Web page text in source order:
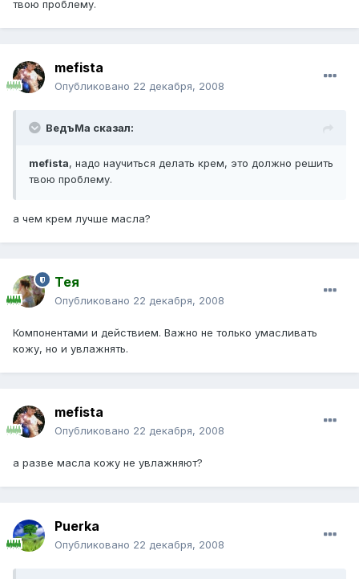
твою проблему.
mefista
Опубликовано 22 декабря, 2008
ВедъМа сказал:
mefista, надо научиться делать крем, это должно решить
твою проблему.
а чем крем лучше масла?
Тея
Опубликовано 22 декабря, 2008
Компонентами и действием. Важно не только умасливать
кожу, но и увлажнять.
mefista
Опубликовано 22 декабря, 2008
а разве масла кожу не увлажняют?
Puerka
Опубликовано 22 декабря, 2008